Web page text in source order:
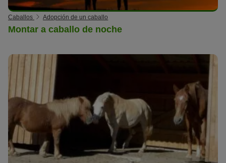
Caballos Adopción de un caballo
Montar a caballo de noche